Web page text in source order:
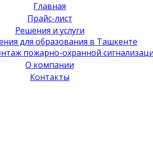
Главная
Прайс-лист
Решения и услуги
для образования в Ташкенте
пожарно-охранной
О компании
Контакты